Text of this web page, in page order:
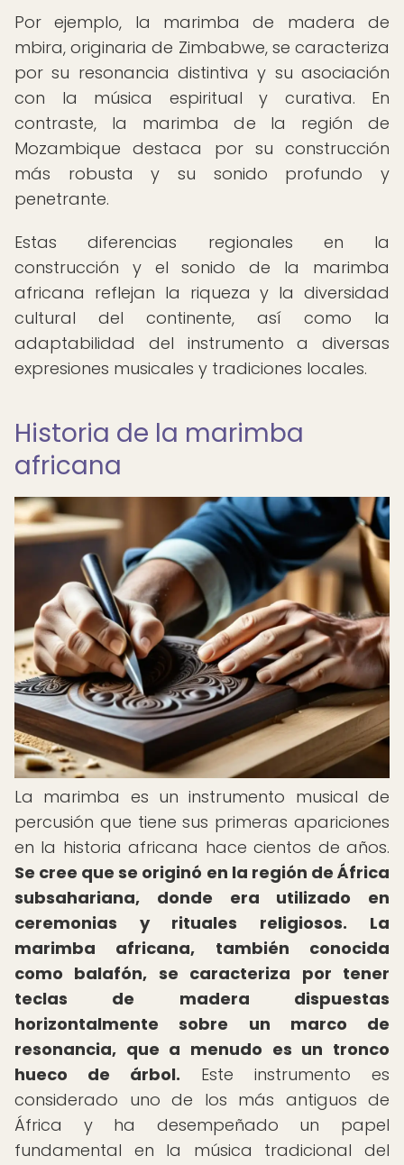
Por ejemplo, la marimba de madera de
mbira, originaria de Zimbabwe, se caracteriza
por su resonancia distintiva y su asociación
con la música espiritual y curativa. En
contraste, la marimba de la región de
Mozambique destaca por su construcción
más robusta y su sonido profundo y
penetrante.
Estas diferencias regionales en la
construcción y el sonido de la marimba
africana reflejan la riqueza y la diversidad
cultural del continente, así como la
adaptabilidad del instrumento a diversas
expresiones musicales y tradiciones locales.
Historia de la marimba
africana
La marimba es un instrumento musical de
percusión que tiene sus primeras apariciones
en la historia africana hace cientos de años.
Se cree que se originó en la región de África
subsahariana, donde era utilizado en
ceremonias y rituales religiosos.
La
marimba africana, también conocida
como balafón, se caracteriza por tener
teclas de madera dispuestas
horizontalmente sobre un marco de
resonancia, que a menudo es un tronco
hueco de árbol. Este instrumento es
considerado uno de los más antiguos de
África y ha desempeñado un papel
fundamental en la música tradicional del